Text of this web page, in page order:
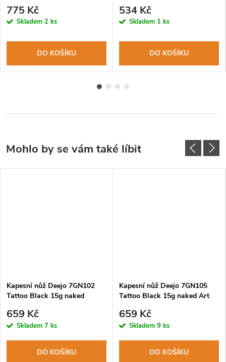
775 Kč
Skladem 2 ks
DO KOŠÍKU
534 Kč
Skladem 1 ks
DO KOŠÍKU
Kapesní nůž Deejo 7GN102
Tattoo Black 15g naked
659 Kč
Skladem 7 ks
DO KOŠÍKU
Kapesní nůž Deejo 7GN105
Tattoo Black 15g naked Art
659 Kč
Skladem 9 ks
DO KOŠÍKU